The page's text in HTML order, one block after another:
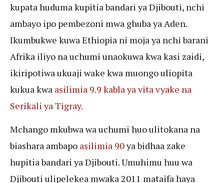
kupata huduma kupitia bandari ya Djibouti, nchi
ambayo ipo pembezoni mwa ghuba ya Aden.
Ikumbukwe kuwa Ethiopia ni moja ya nchi barani
Afrika iliyo na uchumi unaokuwa kwa kasi zaidi,
ikiripotiwa ukuaji wake kwa muongo uliopita
kukua kwa asilimia 9.9 kabla ya vita vyake na
Serikali ya Tigray.
Mchango mkubwa wa uchumi huo ulitokana na
biashara ambapo asilimia 90ya bidhaa zake
hupitia bandari ya Djibouti. Umuhimu huu wa
Djibouti ulipelekea mwaka 2011 mataifa haya